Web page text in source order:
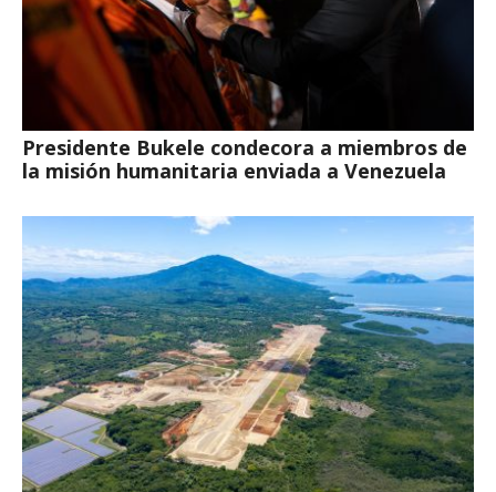
Presidente Bukele condecora a miembros de
la misión humanitaria enviada a Venezuela